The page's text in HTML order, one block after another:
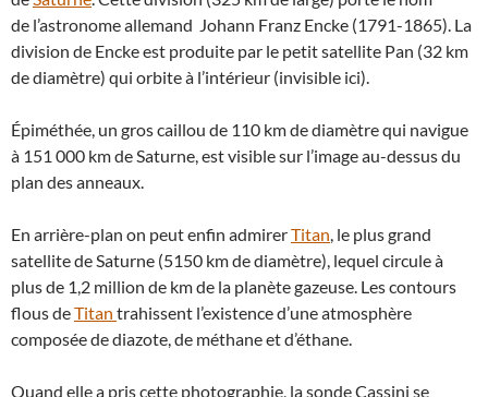
de l’astronome allemand Johann Franz Encke (1791-1865). La
division de Encke est produite par le petit satellite Pan (32 km
de diamètre) qui orbite à l’intérieur (invisible ici).
Épiméthée, un gros caillou de 110 km de diamètre qui navigue
à 151 000 km de Saturne, est visible sur l’image au-dessus du
plan des anneaux.
En arrière-plan on peut enfin admirerTitan, le plus grand
satellite de Saturne (5150 km de diamètre), lequel circule à
plus de 1,2 million de km de la planète gazeuse. Les contours
flous deTitan trahissent l’existence d’une atmosphère
composée de diazote, de méthane et d’éthane.
Quand elle a pris cette photographie, la sonde Cassini se